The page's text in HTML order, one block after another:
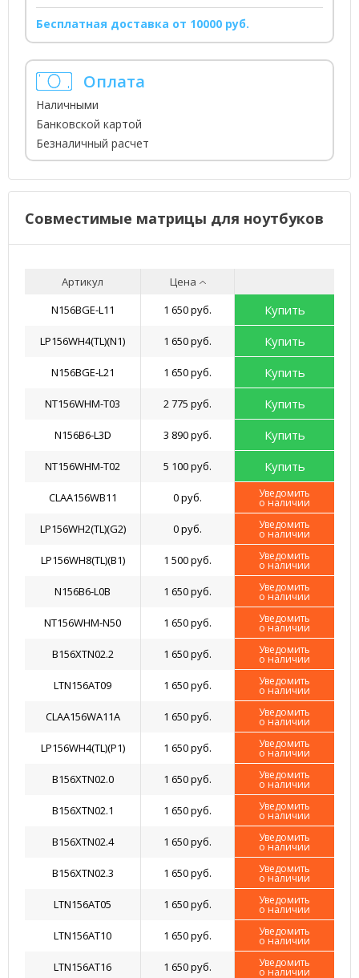
Бесплатная доставка от 10000 руб.
Оплата
Наличными
Банковской картой
Безналичный расчет
Совместимые матрицы для ноутбуков
Артикул
Цена
N156BGE-L11
1 650 руб. Купить
LP156WH4(TL)(N1) 1 650 руб. Купить
N156BGE-L21 1 650 руб. Купить
NT156WHM-T03 2 775 руб. Купить
N156B6-L3D 3 890 руб. Купить
NT156WHM-T02 5 100 руб. Купить
CLAA156WB11 0 руб. Уведомить
о наличии
LP156WH2(TL)(G2) 0 руб. Уведомить
о наличии
LP156WH8(TL)(B1) 1 500 руб. Уведомить
о наличии
N156B6-L0B 1 650 руб. Уведомить
о наличии
NT156WHM-N50 1 650 руб. Уведомить
о наличии
B156XTN02.2 1 650 руб. Уведомить
о наличии
LTN156AT09 1 650 руб. Уведомить
о наличии
CLAA156WA11A 1 650 руб. Уведомить
о наличии
LP156WH4(TL)(P1) 1 650 руб. Уведомить
о наличии
B156XTN02.0 1 650 руб. Уведомить
о наличии
B156XTN02.1 1 650 руб. Уведомить
о наличии
B156XTN02.4 1 650 руб. Уведомить
о наличии
B156XTN02.3 1 650 руб. Уведомить
о наличии
LTN156AT05 1 650 руб. Уведомить
о наличии
LTN156AT10 1 650 руб. Уведомить
о наличии
LTN156AT16 1 650 руб. Уведомить
о наличии